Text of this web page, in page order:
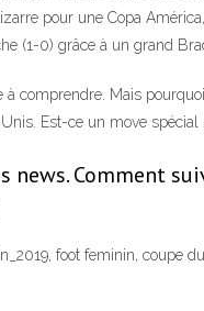
pour une Copa
(1-0) grâce à un grand
à comprendre. Mais
Est-ce un move
news. Comment
foot feminin, coupe